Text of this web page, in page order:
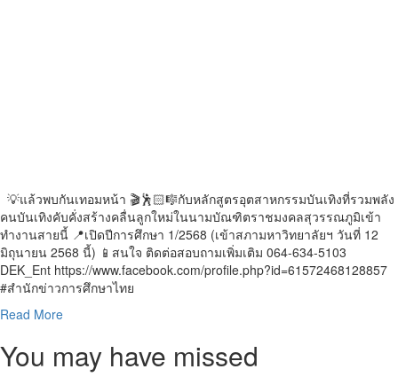
💡แล้วพบกันเทอมหน้า 🎬🕺🏻🎼กับหลักสูตรอุตสาหกรรมบันเทิงที่รวมพลัง
คนบันเทิงคับคั่งสร้างคลื่นลูกใหม่ในนามบัณฑิตราชมงคลสุวรรณภูมิเข้า
ทำงานสายนี้ 📍เปิดปีการศึกษา 1/2568 (เข้าสภามหาวิทยาลัยฯ วันที่ 12
มิถุนายน 2568 นี้) 📱สนใจ ติดต่อสอบถามเพิ่มเติม 064-634-5103
DEK_Ent https://www.facebook.com/profile.php?id=61572468128857
#สำนักข่าวการศึกษาไทย
Read MoreRead
about
ราช
You may have missed